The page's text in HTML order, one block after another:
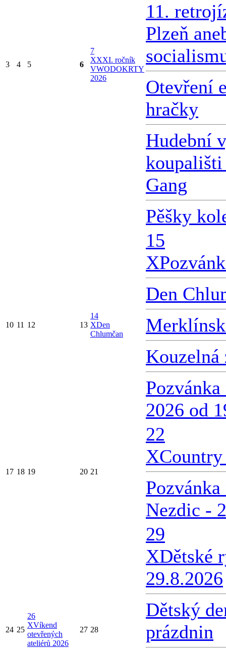
3 4 5 6
7
XXXI. ročník
VWODOKRTY
2026
11.
Plzeň
Otevření
hračky
Hudební
Gang
Pěšky
10 11 12 13
14
XDen
Chlumčan
15
X
Den
Kouzelná
2026 od
17 18 19 20 21
22
X
Nezdic -
24 25
26
XVíkend
otevřených
ateliérů 2026
27 28
29
XDětské
29.8.2026
Dětský
prázdnin